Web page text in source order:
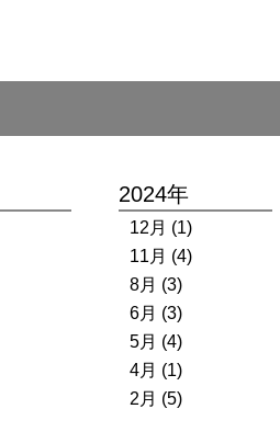
2024年
12月 (1)
11月 (4)
8月 (3)
6月 (3)
5月 (4)
4月 (1)
2月 (5)